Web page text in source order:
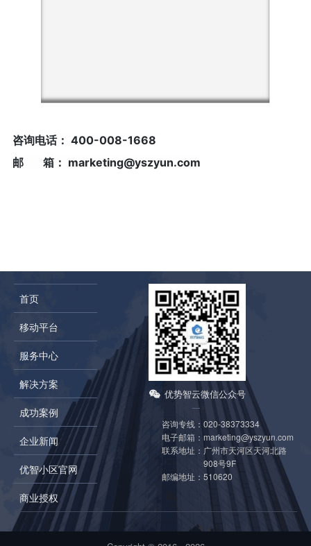
咨询电话： 400-008-1668
邮 箱： marketing@yszyun.com
首页
移动平台
服务中心
解决方案
成功案例
企业新闻
优智小区官网
商业授权
优势智云微信公众号
咨询专线： 020-38373334
电子邮箱： marketing@yszyun.com
联系地址： 广州市天河区天河北路
908号9F
邮编地址： 510620